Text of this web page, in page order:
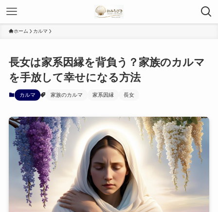
ホーム カルマ
長女は家系因縁を背負う？家族のカルマ
を手放して幸せになる方法
カルマ 家族のカルマ 家系因縁 長女